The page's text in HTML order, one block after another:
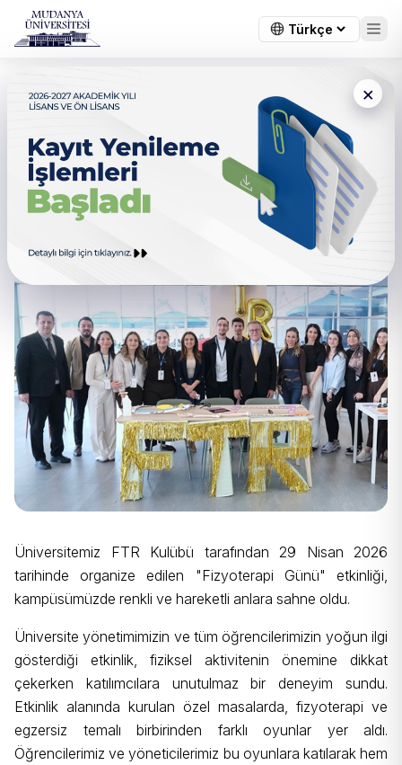
×
FTR Kulübü'nden Eğlence ve
Sağlık Dolu "Fizyoterapi Günü"
Etkinliği
Üniversitemiz FTR Kulübü tarafından 29 Nisan 2026
tarihinde organize edilen "Fizyoterapi Günü" etkinliği,
kampüsümüzde renkli ve hareketli anlara sahne oldu.
Üniversite yönetimimizin ve tüm öğrencilerimizin yoğun ilgi
gösterdiği etkinlik, fiziksel aktivitenin önemine dikkat
çekerken katılımcılara unutulmaz bir deneyim sundu.
Etkinlik alanında kurulan özel masalarda, fizyoterapi ve
egzersiz temalı birbirinden farklı oyunlar yer aldı.
Öğrencilerimiz ve yöneticilerimiz bu oyunlara katılarak hem